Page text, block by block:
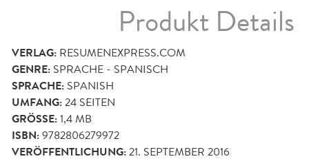
Produkt Details
VERLAG: RESUMENEXPRESS.COM
GENRE: SPRACHE - SPANISCH
SPRACHE: SPANISH
UMFANG:24 SEITEN
GRÖSSE: 1,4 MB
ISBN:9782806279972
VERÖFFENTLICHUNG:21. SEPTEMBER 2016